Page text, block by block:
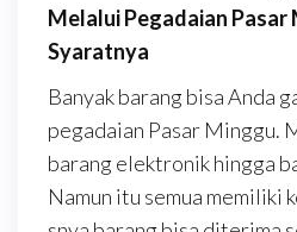
Melalui Pegadaian Pasar
Syaratnya
Banyak barang bisa Anda
pegadaian Pasar Minggu.
barang elektronik hingga
Namun itu semua memiliki